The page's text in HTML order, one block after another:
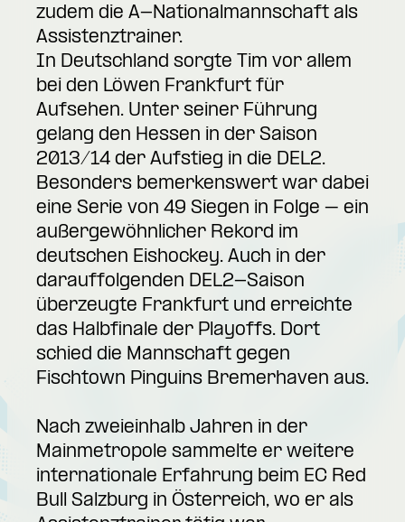
zudem die A-Nationalmannschaft als
Assistenztrainer.
In Deutschland sorgte Tim vor allem
bei den Löwen Frankfurt für
Aufsehen. Unter seiner Führung
gelang den Hessen in der Saison
2013/14 der Aufstieg in die DEL2.
Besonders bemerkenswert war dabei
eine Serie von 49 Siegen in Folge – ein
außergewöhnlicher Rekord im
deutschen Eishockey. Auch in der
darauffolgenden DEL2-Saison
überzeugte Frankfurt und erreichte
das Halbfinale der Playoffs. Dort
schied die Mannschaft gegen
Fischtown Pinguins Bremerhaven aus.
Nach zweieinhalb Jahren in der
Mainmetropole sammelte er weitere
internationale Erfahrung beim EC Red
Bull Salzburg in Österreich, wo er als